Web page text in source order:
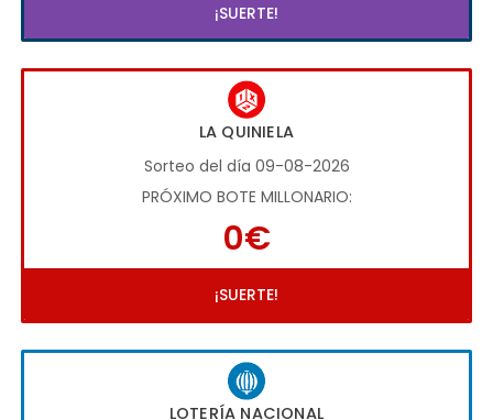
¡SUERTE!
LA QUINIELA
Sorteo del día 09-08-2026
PRÓXIMO BOTE MILLONARIO:
0€
¡SUERTE!
LOTERÍA NACIONAL